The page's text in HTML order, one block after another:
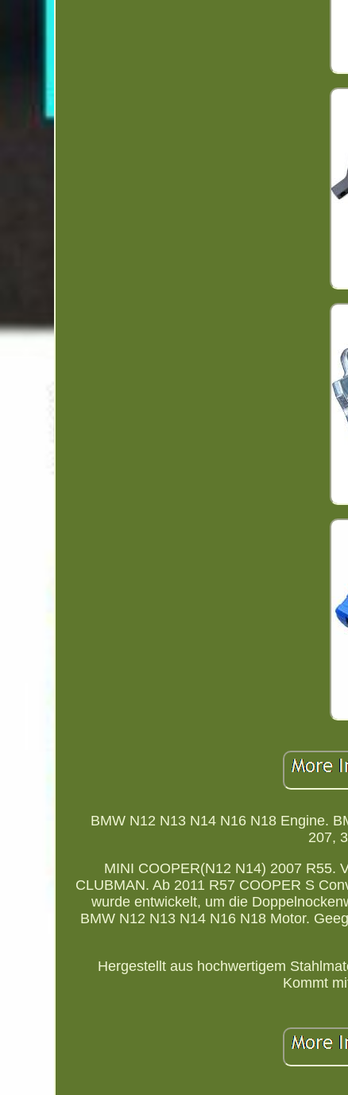
BMW N12 N13 N14 N16 N18 Engine.
207,
MINI COOPER(N12 N14) 2007 R55.
CLUBMAN. Ab 2011 R57 COOPER S
wurde entwickelt, um die
BMW N12 N13 N14 N16 N18 Motor.
Hergestellt aus hochwertigem
Kommt